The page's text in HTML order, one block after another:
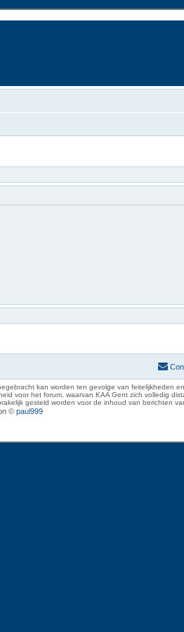
kan worden ten gevolge van feitelijkheden
voor het forum, waarvan KAA Gent zich volledig
gesteld worden voor de inhoud van berichten
© paul999